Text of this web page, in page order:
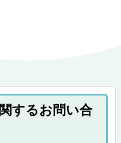
するお問い合